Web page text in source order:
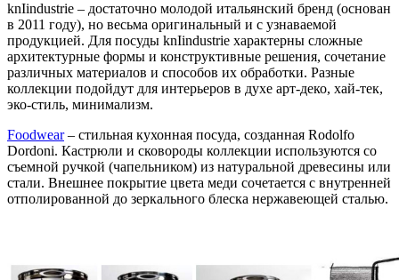
knIindustrie – достаточно молодой итальянский бренд (основан
в 2011 году), но весьма оригинальный и с узнаваемой
продукцией. Для посуды knIindustrie характерны сложные
архитектурные формы и конструктивные решения, сочетание
различных материалов и способов их обработки. Разные
коллекции подойдут для интерьеров в духе арт-деко, хай-тек,
эко-стиль, минимализм.
Foodwear– стильная кухонная посуда, созданная Rodolfo
Dordoni. Кастрюли и сковороды коллекции иcпользуются со
съемной ручкой (чапельником) из натуральной древесины или
стали. Внешнее покрытие цвета меди сочетается с внутренней
отполированной до зеркального блеска нержавеющей сталью.